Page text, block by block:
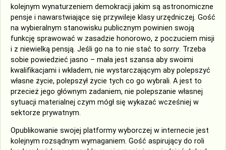
kolejnym wynaturzeniem demokracji jakim są astronomiczne
pensje i nawarstwiające się przywileje klasy urzędniczej. Gość
na wybieralnym stanowisku publicznym powinien swoją
funkcję sprawować w zasadzie honorowo, z poczuciem misji
i z niewielką pensją. Jeśli go na to nie stać to sorry. Trzeba
sobie powiedzieć jasno – mała jest szansa aby swoimi
kwalifikacjami i wkładem, nie wystarczającym aby polepszyć
własne życie, polepszył życie tych co go wybrali. A jest to
przecież jego głównym zadaniem, nie polepszanie własnej
sytuacji materialnej czym mógł się wykazać wcześniej w
sektorze prywatnym.
Opublikowanie swojej platformy wyborczej w internecie jest
kolejnym rozsądnym wymaganiem. Gość aspirujący do roli